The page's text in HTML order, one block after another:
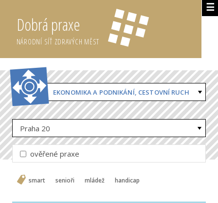
☰
Dobrá praxe
NÁRODNÍ SÍŤ ZDRAVÝCH MĚST
EKONOMIKA A PODNIKÁNÍ, CESTOVNÍ RUCH
Praha 20
ověřené praxe
smart senioři mládež handicap